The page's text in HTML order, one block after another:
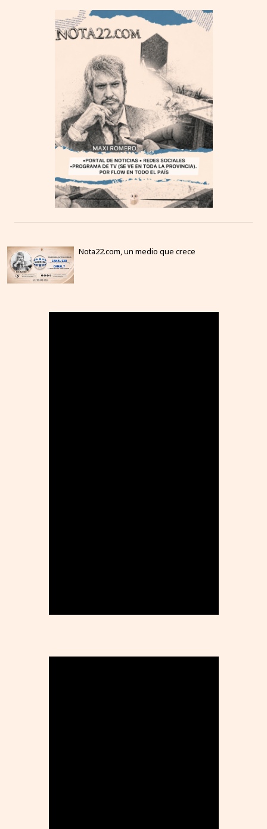
Nota22.com, un medio que crece